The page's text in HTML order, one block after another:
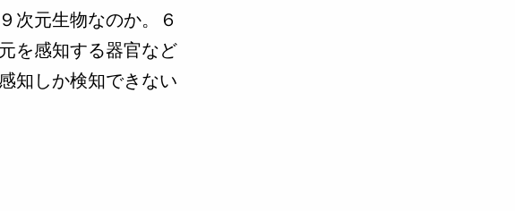
次元生物なのか。６
を感知する器官など
知しか検知できない